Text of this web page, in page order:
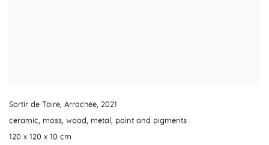
Sortir de Taire, Arrachée, 2021
ceramic, moss, wood, metal , paint and pigments
120 x 120 x 10 cm